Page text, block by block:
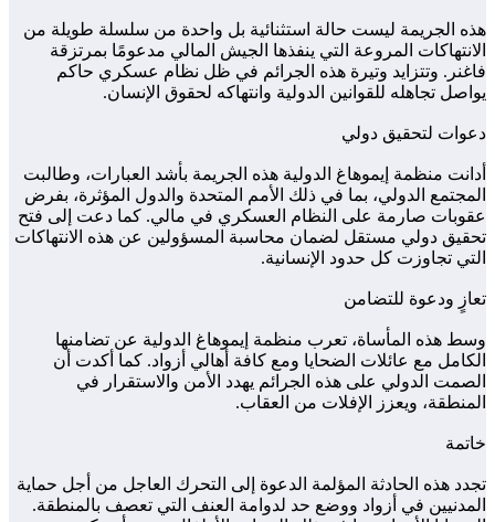
هذه الجريمة ليست حالة استثنائية بل واحدة من سلسلة طويلة من
الانتهاكات المروعة التي ينفذها الجيش المالي مدعومًا بمرتزقة
فاغنر. وتتزايد وتيرة هذه الجرائم في ظل نظام عسكري حاكم
يواصل تجاهله للقوانين الدولية وانتهاكه لحقوق الإنسان.
دعوات لتحقيق دولي
أدانت منظمة إيموهاغ الدولية هذه الجريمة بأشد العبارات، وطالبت
المجتمع الدولي، بما في ذلك الأمم المتحدة والدول المؤثرة، بفرض
عقوبات صارمة على النظام العسكري في مالي. كما دعت إلى فتح
تحقيق دولي مستقل لضمان محاسبة المسؤولين عن هذه الانتهاكات
التي تجاوزت كل حدود الإنسانية.
تعازٍ ودعوة للتضامن
وسط هذه المأساة، تعرب منظمة إيموهاغ الدولية عن تضامنها
الكامل مع عائلات الضحايا ومع كافة أهالي أزواد. كما أكدت أن
الصمت الدولي على هذه الجرائم يهدد الأمن والاستقرار في
المنطقة، ويعزز الإفلات من العقاب.
خاتمة
تجدد هذه الحادثة المؤلمة الدعوة إلى التحرك العاجل من أجل حماية
المدنيين في أزواد ووضع حد لدوامة العنف التي تعصف بالمنطقة.